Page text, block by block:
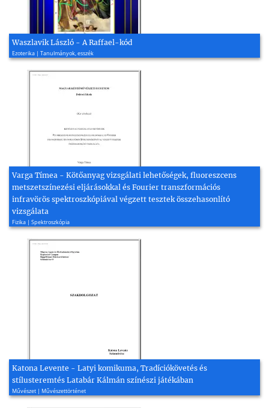
Waszlavik László - A Raffael-kód
Ezoterika | Tanulmányok, esszék
Varga Tímea - Kötőanyag vizsgálati lehetőségek, fluoreszcens
metszetszínezési eljárásokkal és Fourier transzformációs
infravörös spektroszkópiával végzett tesztek összehasonlító
vizsgálata
Fizika | Spektroszkópia
Katona Levente - Latyi komikuma, Tradíciókövetés és
stílusteremtés Latabár Kálmán színészi játékában
Művészet | Művészettörténet